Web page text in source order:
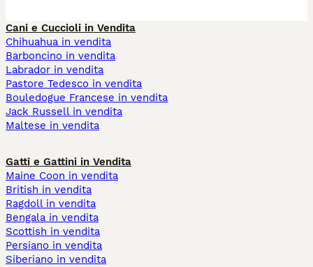
Cani e Cuccioli in Vendita
Chihuahua in vendita
Barboncino in vendita
Labrador in vendita
Pastore Tedesco in vendita
Bouledogue Francese in vendita
Jack Russell in vendita
Maltese in vendita
Gatti e Gattini in Vendita
Maine Coon in vendita
British in vendita
Ragdoll in vendita
Bengala in vendita
Scottish in vendita
Persiano in vendita
Siberiano in vendita